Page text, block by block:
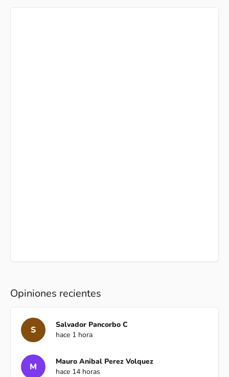
Opiniones recientes
S
Salvador Pancorbo C
hace 1 hora
M
Mauro Anibal Perez Volquez
hace 14 horas